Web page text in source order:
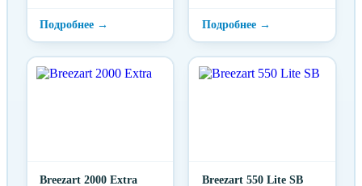
Breezart 2000 Extra
Breezart 550 Lite SB